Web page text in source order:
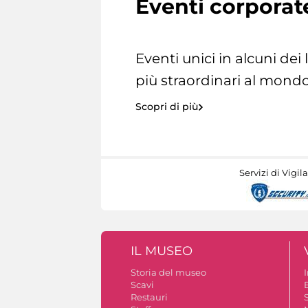
Eventi
Eventi unici in alcuni dei
più straordinari al
Scopri di più
Servizi di
IL MUSEO
Storia del museo
Scavi
Restauri